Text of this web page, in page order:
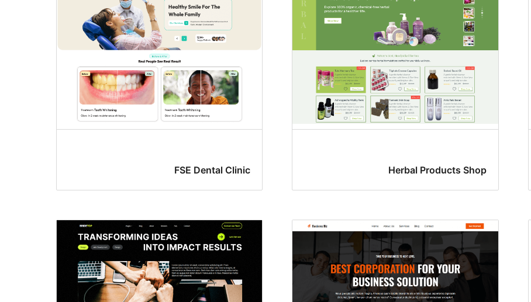
Herbal Products Shop
FSE Dental Clinic